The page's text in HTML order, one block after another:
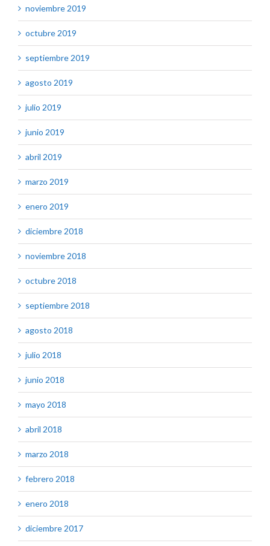
noviembre 2019
octubre 2019
septiembre 2019
agosto 2019
julio 2019
junio 2019
abril 2019
marzo 2019
enero 2019
diciembre 2018
noviembre 2018
octubre 2018
septiembre 2018
agosto 2018
julio 2018
junio 2018
mayo 2018
abril 2018
marzo 2018
febrero 2018
enero 2018
diciembre 2017